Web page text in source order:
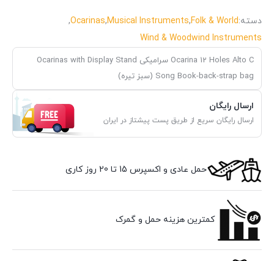
دسته:Folk & World
,
Musical Instruments
,
Ocarinas
,
Wind & Woodwind Instruments
Ocarina 12 Holes Alto C سرامیکی Ocarinas with Display Stand
Song Book-back-strap bag (سبز تیره)
ارسال رایگان
ارسال رایگان سریع از طریق پست پیشتاز در ایران
حمل عادی و اکسپرس 15 تا 20 روز کاری
کمترین هزینه حمل و گمرک